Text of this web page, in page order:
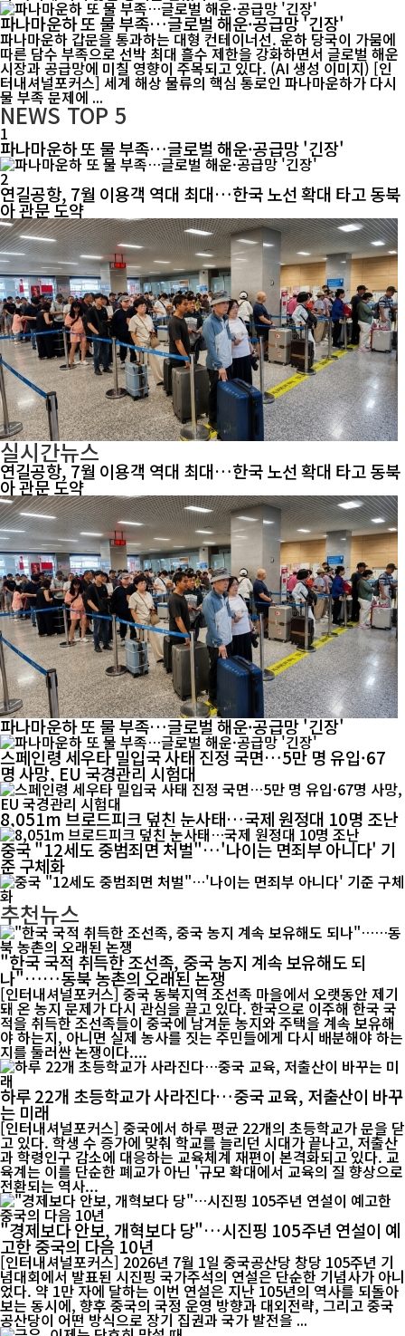
파나마운하 또 물 부족…글로벌 해운·공급망 '긴장'
파나마운하 갑문을 통과하는 대형 컨테이너선. 운하 당국이 가뭄에
따른 담수 부족으로 선박 최대 흘수 제한을 강화하면서 글로벌 해운
시장과 공급망에 미칠 영향이 주목되고 있다. (AI 생성 이미지) [인
터내셔널포커스] 세계 해상 물류의 핵심 통로인 파나마운하가 다시
물 부족 문제에 ...
NEWS TOP 5
1
파나마운하 또 물 부족…글로벌 해운·공급망 '긴장'
2
연길공항, 7월 이용객 역대 최대…한국 노선 확대 타고 동북
아 관문 도약
실시간뉴스
연길공항, 7월 이용객 역대 최대…한국 노선 확대 타고 동북
아 관문 도약
파나마운하 또 물 부족…글로벌 해운·공급망 '긴장'
스페인령 세우타 밀입국 사태 진정 국면…5만 명 유입·67
명 사망, EU 국경관리 시험대
8,051m 브로드피크 덮친 눈사태…국제 원정대 10명 조난
중국 "12세도 중범죄면 처벌"…'나이는 면죄부 아니다' 기
준 구체화
추천뉴스
"한국 국적 취득한 조선족, 중국 농지 계속 보유해도 되
나"……동북 농촌의 오래된 논쟁
[인터내셔널포커스] 중국 동북지역 조선족 마을에서 오랫동안 제기
돼 온 농지 문제가 다시 관심을 끌고 있다. 한국으로 이주해 한국 국
적을 취득한 조선족들이 중국에 남겨둔 농지와 주택을 계속 보유해
야 하는지, 아니면 실제 농사를 짓는 주민들에게 다시 배분해야 하는
지를 둘러싼 논쟁이다....
하루 22개 초등학교가 사라진다…중국 교육, 저출산이 바꾸
는 미래
[인터내셔널포커스] 중국에서 하루 평균 22개의 초등학교가 문을 닫
고 있다. 학생 수 증가에 맞춰 학교를 늘리던 시대가 끝나고, 저출산
과 학령인구 감소에 대응하는 교육체계 재편이 본격화되고 있다. 교
육계는 이를 단순한 폐교가 아닌 '규모 확대에서 교육의 질 향상으로
전환되는 역사...
"경제보다 안보, 개혁보다 당"…시진핑 105주년 연설이 예
고한 중국의 다음 10년
[인터내셔널포커스] 2026년 7월 1일 중국공산당 창당 105주년 기
념대회에서 발표된 시진핑 국가주석의 연설은 단순한 기념사가 아니
었다. 약 1만 자에 달하는 이번 연설은 지난 105년의 역사를 되돌아
보는 동시에, 향후 중국의 국정 운영 방향과 대외전략, 그리고 중국
공산당이 어떤 방식으로 장기 집권과 국가 발전을 ...